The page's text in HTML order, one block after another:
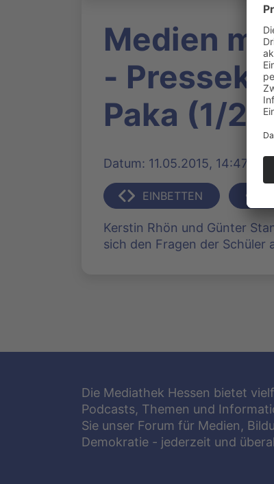
Medien
-
Paka (1/2)
Datum: 11.05.2015, 14:47
EINBETTEN
Kerstin Rhön und Günter
sich den Fragen der Schüler
Die Mediathek Hessen bietet
Podcasts, Themen und
Sie unser Forum für Medien,
Demokratie - jederzeit und